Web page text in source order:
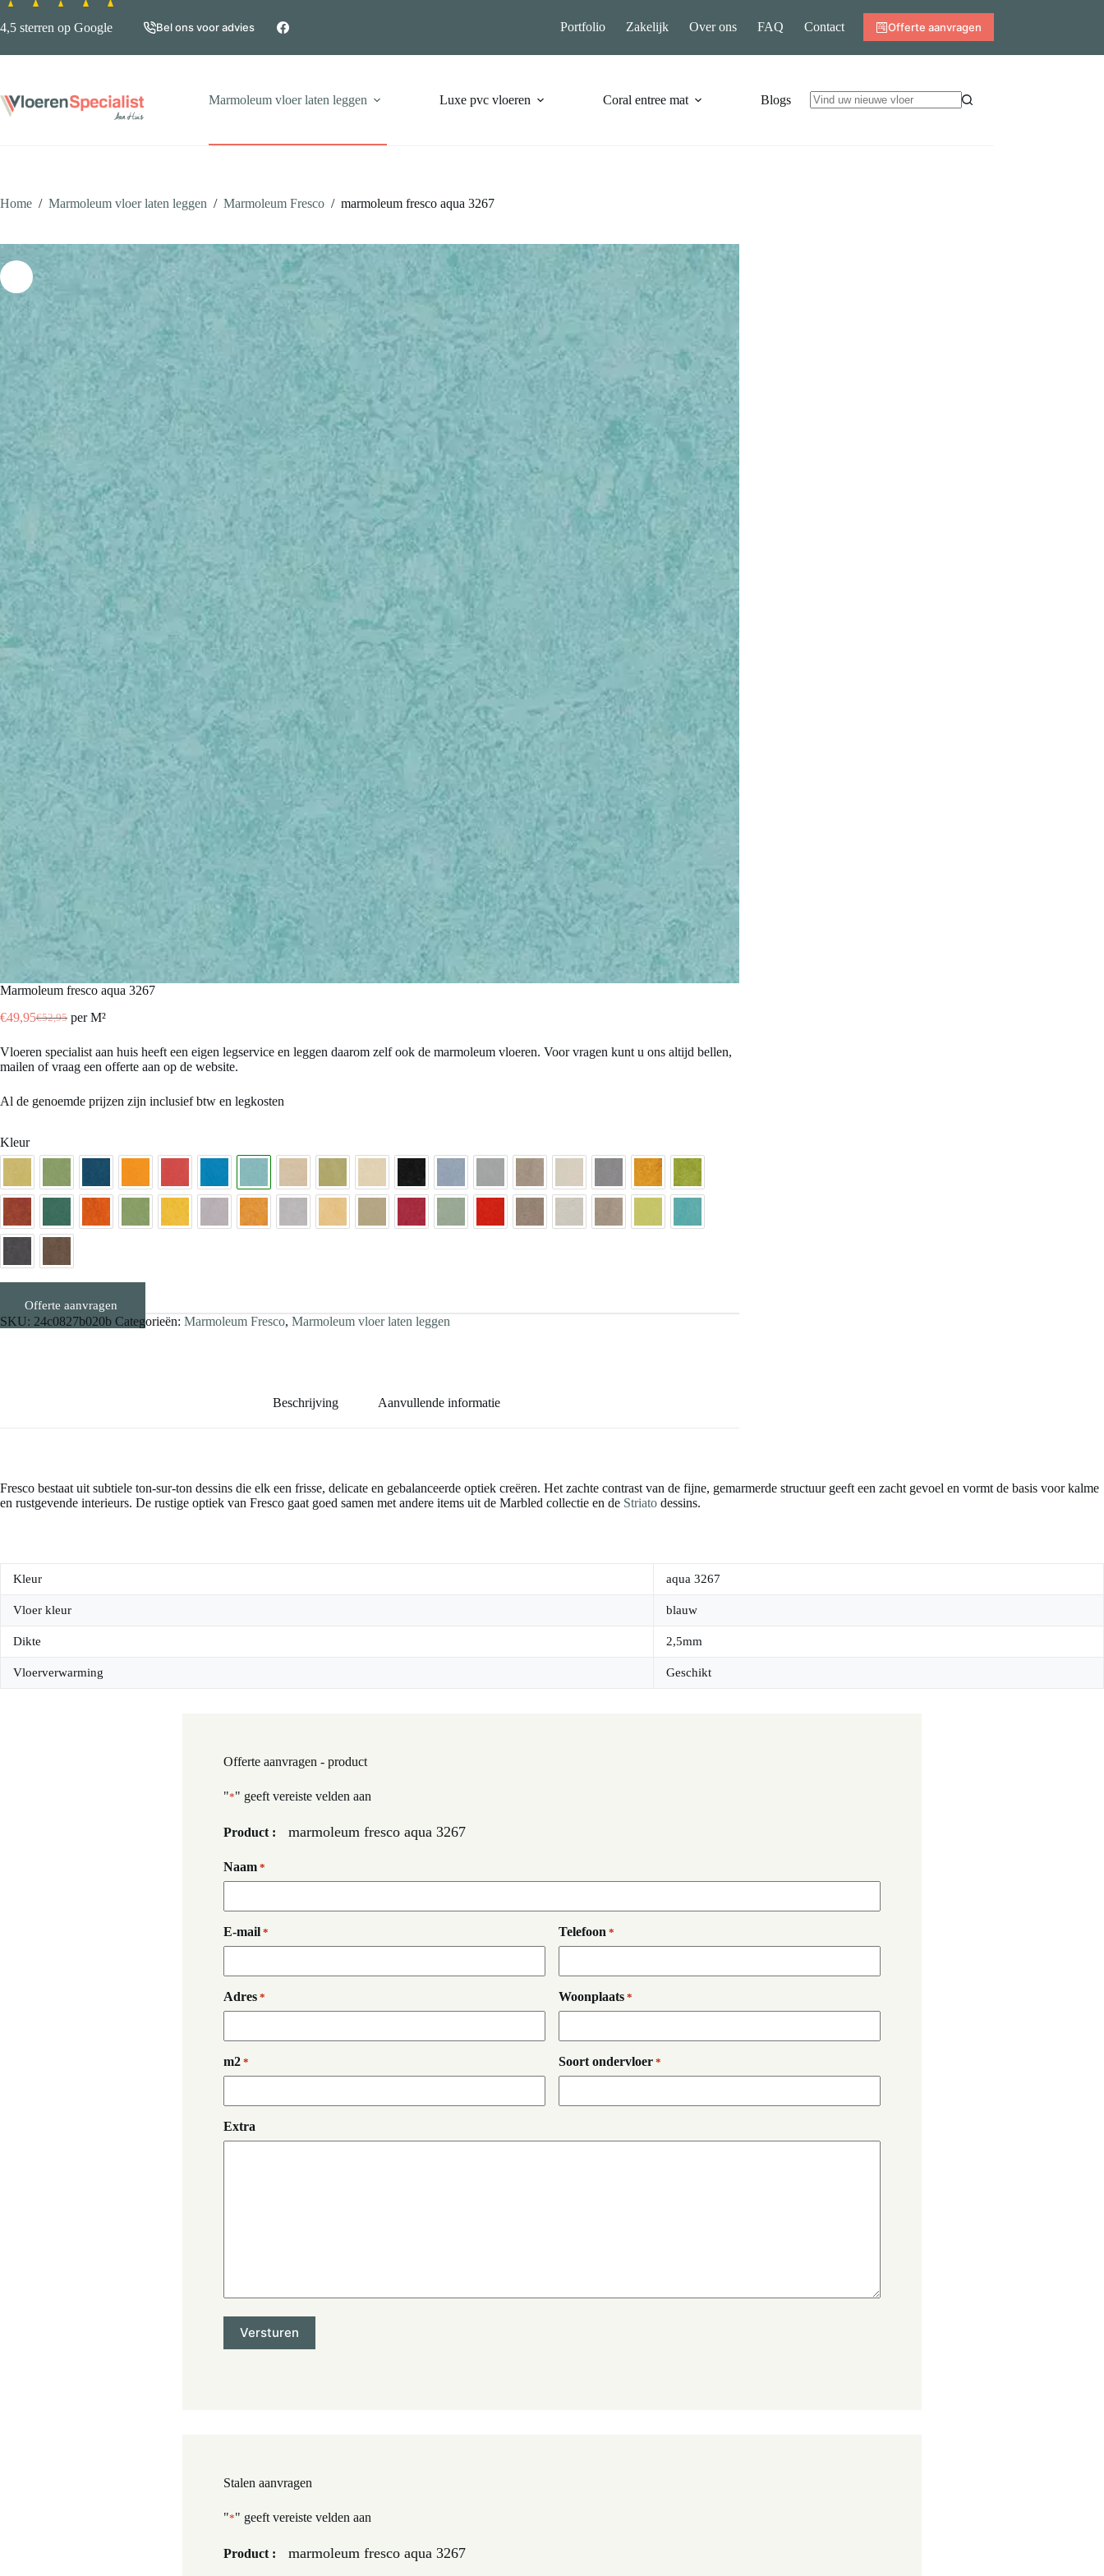
Ga
naar
de
4,5 sterren op Google Bel ons voor advies Portfolio Zakelijk Over ons FAQ Contact Offerte aanvragen
Marmoleum vloer laten leggen Luxe pvc vloeren Coral entree mat
Blogs
Home / Marmoleum vloer laten leggen / Marmoleum Fresco / marmoleum fresco aqua 3267
marmoleum fresco aqua 3267
€52,95
Oorspronkelijke
was:
€52,95.
€49,95Huidige
is:
€49,95.
per M²
Vloeren specialist aan huis heeft een eigen legservice en leggen daarom zelf ook de marmoleum vloeren. Voor vragen kunt u ons altijd bellen,
mailen of vraag een offerte aan op de website.
Al de genoemde prijzen zijn inclusief btw en legkosten
Kleur
Offerte aanvragen
SKU: 24c0827b020b Categorieën: Marmoleum Fresco, Marmoleum vloer laten leggen
Beschrijving Aanvullende informatie
Fresco bestaat uit subtiele ton-sur-ton dessins die elk een frisse, delicate en gebalanceerde optiek creëren. Het zachte contrast van de fijne, gemarmerde structuur geeft een zacht gevoel en vormt de basis voor kalme
en rustgevende interieurs. De rustige optiek van Fresco gaat goed samen met andere items uit de Marbled collectie en de Striato dessins.
Kleur aqua 3267
Vloer kleur blauw
Dikte 2,5mm
Vloerverwarming Geschikt
Offerte aanvragen - product
"*" geeft vereiste velden aan
Product : marmoleum fresco aqua 3267
Naam *
E-mail * Telefoon *
Adres * Woonplaats *
m2 * Soort ondervloer *
Extra
Stalen aanvragen
"*" geeft vereiste velden aan
Product : marmoleum fresco aqua 3267